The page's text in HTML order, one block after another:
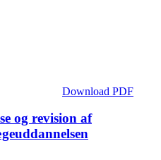
Download PDF
og revision af